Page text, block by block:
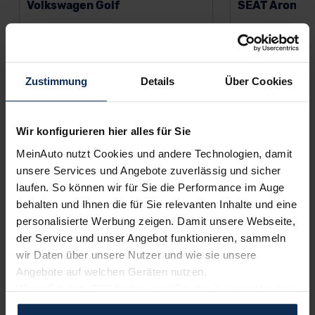
Zustimmung Details Über Cookies
Wir konfigurieren hier alles für Sie
MeinAuto nutzt Cookies und andere Technologien, damit
unsere Services und Angebote zuverlässig und sicher
laufen. So können wir für Sie die Performance im Auge
behalten und Ihnen die für Sie relevanten Inhalte und eine
personalisierte Werbung zeigen. Damit unsere Webseite,
der Service und unser Angebot funktionieren, sammeln
wir Daten über unsere Nutzer und wie sie unsere
Angebote auf welchen Geräten nutzen.
Wenn Sie das „OK“ finden, sind Sie damit einverstanden
und erlauben uns Cookies für unseren Service zu
Volkswagen Golf
Farben:
60Monate •10.000km/Jahr •1.000 €
Anzahlung (anpassbar)
km • CO -Emission (kombiniert) 125,0 g/km •
CO2-Klasse D
SEAT Arona
Benzin
42.228 km
60Monate •
Anzahlung